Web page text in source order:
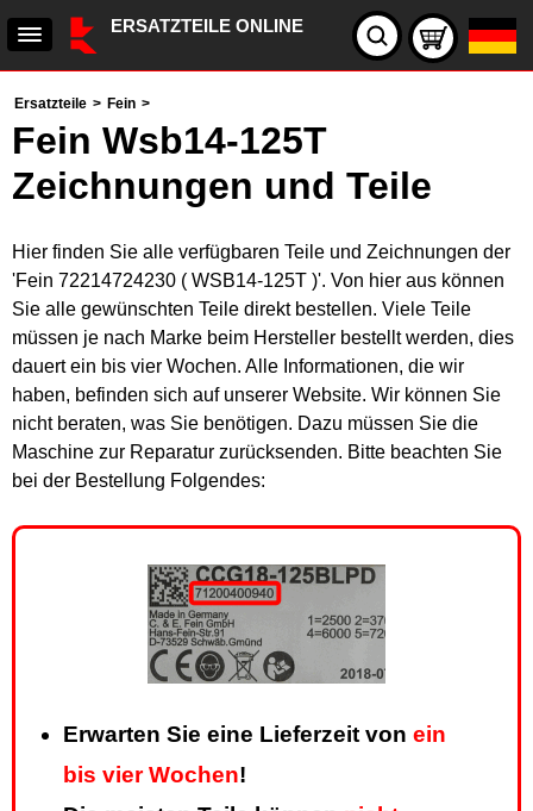
ERSATZTEILE ONLINE
Ersatzteile > Fein >
Fein Wsb14-125T
Zeichnungen und Teile
Hier finden Sie alle verfügbaren Teile und Zeichnungen der
'Fein 72214724230 ( WSB14-125T )'. Von hier aus können
Sie alle gewünschten Teile direkt bestellen. Viele Teile
müssen je nach Marke beim Hersteller bestellt werden, dies
dauert ein bis vier Wochen. Alle Informationen, die wir
haben, befinden sich auf unserer Website. Wir können Sie
nicht beraten, was Sie benötigen. Dazu müssen Sie die
Maschine zur Reparatur zurücksenden. Bitte beachten Sie
bei der Bestellung Folgendes:
Erwarten Sie eine Lieferzeit von ein
bis vier Wochen!